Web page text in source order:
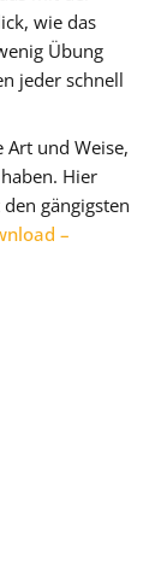
wie das
Übung
jeder schnell
Art und Weise,
Hier
gängigsten
–